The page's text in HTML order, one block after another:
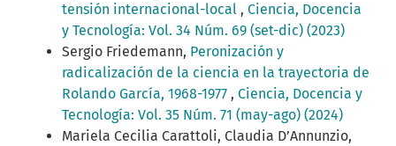
tensión internacional-local , Ciencia, Docencia
y Tecnología: Vol. 34 Núm. 69 (set-dic) (2023)
Sergio Friedemann, Peronización y
radicalización de la ciencia en la trayectoria de
Rolando García, 1968-1977 , Ciencia, Docencia y
Tecnología: Vol. 35 Núm. 71 (may-ago) (2024)
Mariela Cecilia Carattoli, Claudia D’Annunzio,